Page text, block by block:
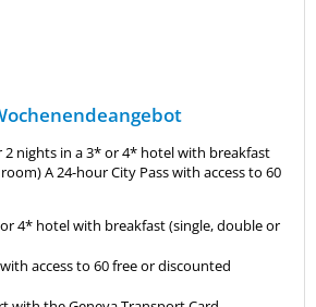
2 nights in a 3* or 4* hotel with breakfast
A 24-hour City Pass with access to 60
4* hotel with breakfast (single, double or
access to 60 free or discounted